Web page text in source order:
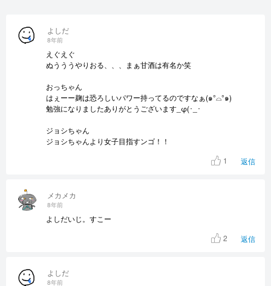
よしだ
8年前
メカメカ
8年前
よしだいじ。すこー
2
返信
よしだ
8年前
えぐえぐ
ぬうううやりおる、、、まぁ甘酒は有名か笑
おっちゃん
はぇーー麹は恐ろしいパワー持ってるのですなぁ(๑°⌓°๑)
勉強になりましたありがとうございます_φ(･_･
ジョシちゃん
ジョシちゃんより女子目指すンゴ！！
1
返信